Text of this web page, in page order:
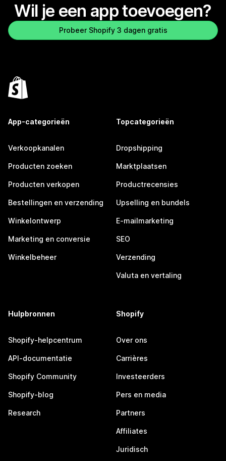
Wil je een app toevoegen?
Probeer Shopify 3 dagen gratis
App-categorieën
Verkoopkanalen
Producten zoeken
Producten verkopen
Bestellingen en verzending
Winkelontwerp
Marketing en conversie
Winkelbeheer
Topcategorieën
Dropshipping
Marktplaatsen
Productrecensies
Upselling en bundels
E-mailmarketing
SEO
Verzending
Valuta en vertaling
Hulpbronnen
Shopify-helpcentrum
API-documentatie
Shopify Community
Shopify-blog
Research
Shopify
Over ons
Carrières
Investeerders
Pers en media
Partners
Affiliates
Juridisch